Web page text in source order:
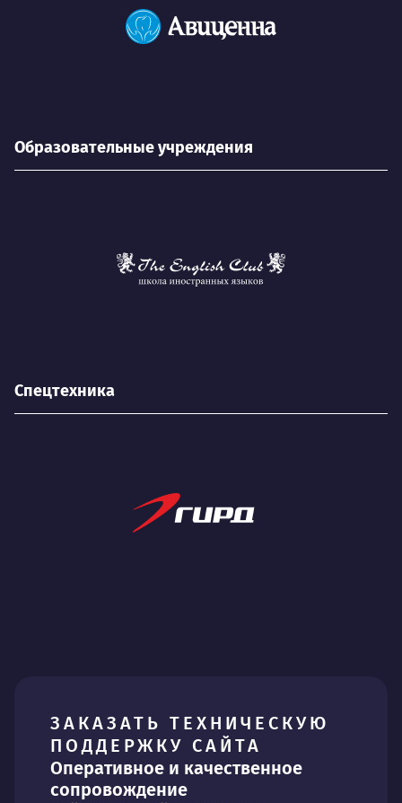
Образовательные учреждения
Спецтехника
ЗАКАЗАТЬ ТЕХНИЧЕСКУЮ
ПОДДЕРЖКУ САЙТА
Оперативное и качественное
сопровождение